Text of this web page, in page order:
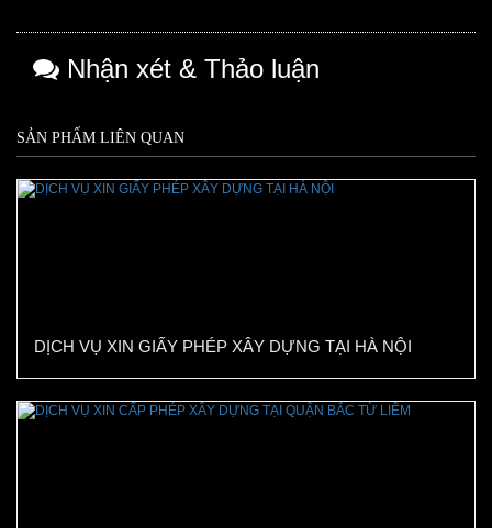
Nhận xét & Thảo luận
SẢN PHẨM LIÊN QUAN
DỊCH VỤ XIN GIẤY PHÉP XÂY DỰNG TẠI HÀ NỘI